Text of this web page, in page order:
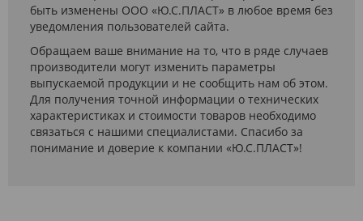
быть изменены ООО «Ю.С.ПЛАСТ» в любое время без
уведомления пользователей сайта.
Обращаем ваше внимание на то, что в ряде случаев
производители могут изменить параметры
выпускаемой продукции и не сообщить нам об этом.
Для получения точной информации о технических
характеристиках и стоимости товаров необходимо
связаться с нашими специалистами. Спасибо за
понимание и доверие к компании «Ю.С.ПЛАСТ»!